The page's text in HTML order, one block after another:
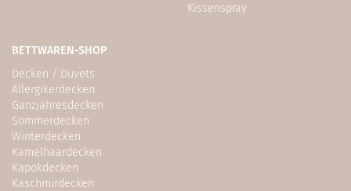
Kissenspray
BETTWAREN-SHOP
Decken / Duvets
Allergikerdecken
Ganzjahresdecken
Sommerdecken
Winterdecken
Kamelhaardecken
Kapokdecken
Kaschmirdecken